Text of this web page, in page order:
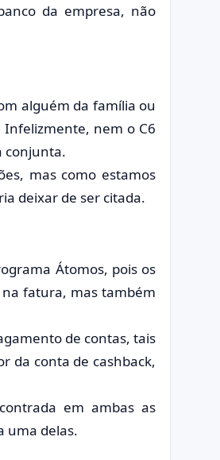
da empresa, não
alguém da família ou
nem o C6
conjunta.
mas como estamos
deixar de ser citada.
Átomos, pois os
fatura, mas também
de contas, tais
da conta de cashback,
em ambas as
uma delas.